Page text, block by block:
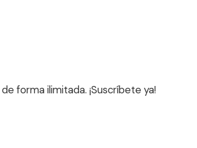
de forma ilimitada. ¡Suscríbete ya!